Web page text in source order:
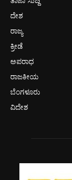
ದೇಶ
ರಾಜ್ಯ
ಕ್ರೀಡೆ
ಅಪರಾಧ
ರಾಜಕೀಯ
ಬೆಂಗಳೂರು
ವಿದೇಶ